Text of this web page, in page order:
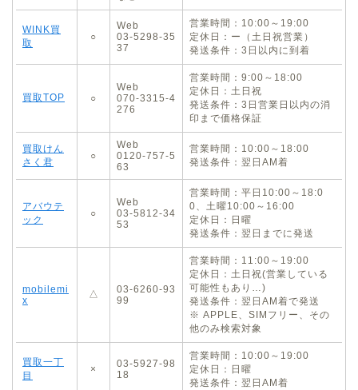
WINK買
取
○
Web
03-5298-35
37
営業時間：10:00～19:00
定休日：ー（土日祝営業）
発送条件：3日以内に到着
買取TOP ○
Web
070-3315-4
276
営業時間：9:00～18:00
定休日：土日祝
発送条件：3日営業日以内の消
印まで価格保証
買取けん
さく君
○
Web
0120-757-5
63
営業時間：10:00～18:00
発送条件：翌日AM着
アバウテ
ック
○
Web
03-5812-34
53
営業時間：平日10:00～18:0
0、土曜10:00～16:00
定休日：日曜
発送条件：翌日までに発送
mobilemi
x
△
03-6260-93
99
営業時間：11:00～19:00
定休日：土日祝(営業している
可能性もあり…)
発送条件：翌日AM着で発送
※ APPLE、SIMフリー、その
他のみ検索対象
買取一丁
目
×
03-5927-98
18
営業時間：10:00～19:00
定休日：日曜
発送条件：翌日AM着